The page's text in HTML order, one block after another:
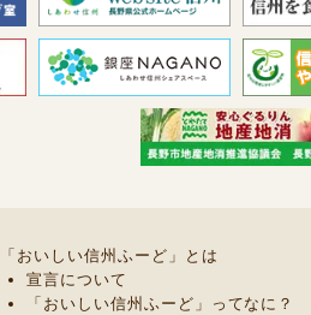
「おいしい信州ふーど」とは
宣言について
「おいしい信州ふーど」ってなに？